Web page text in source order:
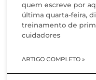
quem escreve por
última quarta-feira,
treinamento de
cuidadores
ARTIGO COMPLETO »